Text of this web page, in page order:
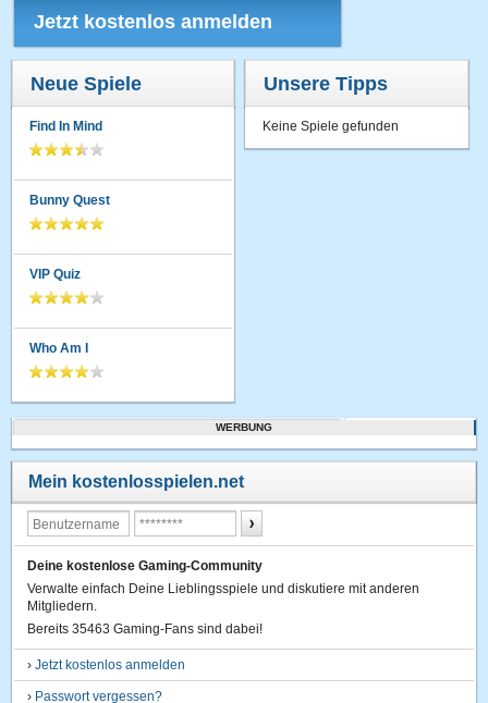
Jetzt kostenlos anmelden
Neue Spiele
Find In Mind
Bunny Quest
VIP Quiz
Who Am I
Unsere Tipps
Keine Spiele gefunden
WERBUNG
Mein kostenlosspielen.net
Deine kostenlose Gaming-Community
Verwalte einfach Deine Lieblingsspiele und diskutiere mit anderen
Mitgliedern.
Bereits 35463 Gaming-Fans sind dabei!
›Jetzt kostenlos anmelden
› Passwort vergessen?